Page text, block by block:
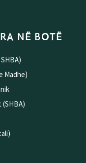
NË BOTË
Madhe)